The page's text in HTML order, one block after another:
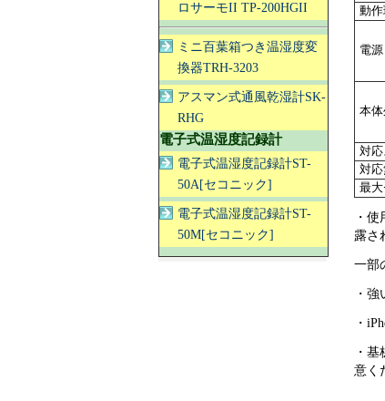
動
電源
本
対応
対応
最
・
露さ
一部
・
・
・
意く
ロサーモII TP-200HGII
ミニ百葉箱つき温湿度変
換器TRH-3203
アスマン式通風乾湿計SK-
RHG
電子式温湿度記録計
電子式温湿度記録計ST-
50A[セコニック]
電子式温湿度記録計ST-
50M[セコニック]